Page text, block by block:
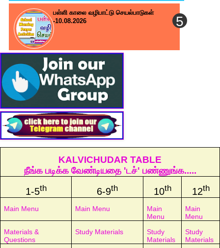
பள்ளி காலை வழிபாட்டு செயல்பாடுகள்
-10.08.2026
KALVICHUDAR TABLE
நீங்க படிக்க வேண்டியதை 'டச்' பண்ணுங்க.....
1-5th 6-9th 10th 12th
Main Menu Main Menu
Main
Menu
Main
Menu
Materials &
Questions
Study Materials
Study
Materials
Study
Materials